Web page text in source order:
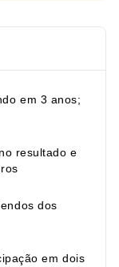
em 3 anos;
resultado e
dos
em dois